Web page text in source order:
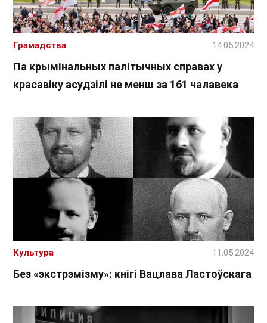
Па крымінальных палітычных справах у
красавіку асудзілі не менш за 161 чалавека
Грамадства 14.05.2024
Без «экстрэмізму»: кнігі Вацлава Ластоўскага
Культура 11.05.2024